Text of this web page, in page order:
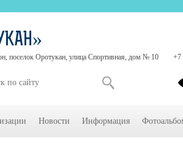
поселок Оротукан, улица Спортивная, дом № 10 +7
Новости Информация